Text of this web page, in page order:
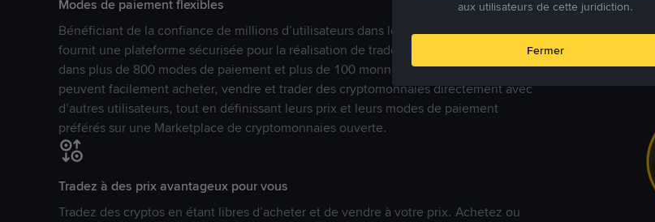
Modes de paiement flexibles
Bénéficiant de la confiance de millions d’utilisateurs dans le monde, Binance P2P
fournit une plateforme sécurisée pour la réalisation de trades en cryptomonnaies
dans plus de 800 modes de paiement et plus de 100 monnaies fiat. Les utilisateurs
peuvent facilement acheter, vendre et trader des cryptomonnaies directement avec
d’autres utilisateurs, tout en définissant leurs prix et leurs modes de paiement
préférés sur une Marketplace de cryptomonnaies ouverte.
Tradez à des prix avantageux pour vous
Tradez des cryptos en étant libres d’acheter et de vendre à votre prix. Achetez ou
aux utilisateurs de cette juridiction.
Fermer